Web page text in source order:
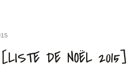
[LISTE DE NOËL 2015]